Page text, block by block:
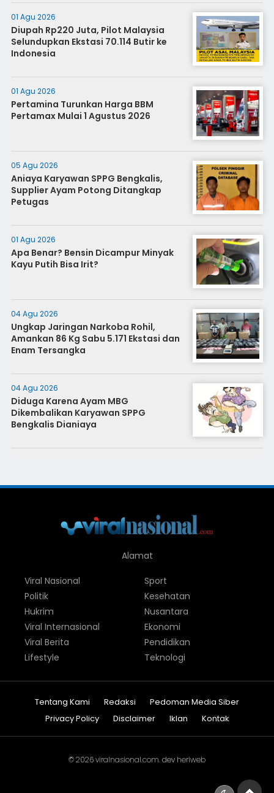
01 Agu 2026
Diupah Rp220 Juta, Pilot Malaysia
Selundupkan Ekstasi 70.114 Butir ke
Indonesia
01 Agu 2026
Pertamina Turunkan Harga BBM
Pertamax Mulai 1 Agustus 2026
05 Agu 2026
Aniaya Karyawan SPPG Bengkalis,
Supplier Ayam Potong Ditangkap
Petugas
01 Agu 2026
Apa Benar? Bensin Dicampur Minyak
Kayu Putih Bisa Irit?
04 Agu 2026
Ungkap Jaringan Narkoba Rohil,
Amankan 86 Kg Sabu 5.171 Ekstasi dan
Enam Tersangka
04 Agu 2026
Diduga Karena Ayam MBG
Dikembalikan Karyawan SPPG
Bengkalis Dianiaya
Alamat
Viral Nasional
Politik
Hukrim
Viral Internasional
Viral Berita
Lifestyle
Sport
Kesehatan
Nusantara
Ekonomi
Pendidikan
Teknologi
Tentang Kami Redaksi
Pedoman Media Siber
Privacy Policy
Disclaimer Iklan Kontak
© 2026viralnasional.com. dev heriweb